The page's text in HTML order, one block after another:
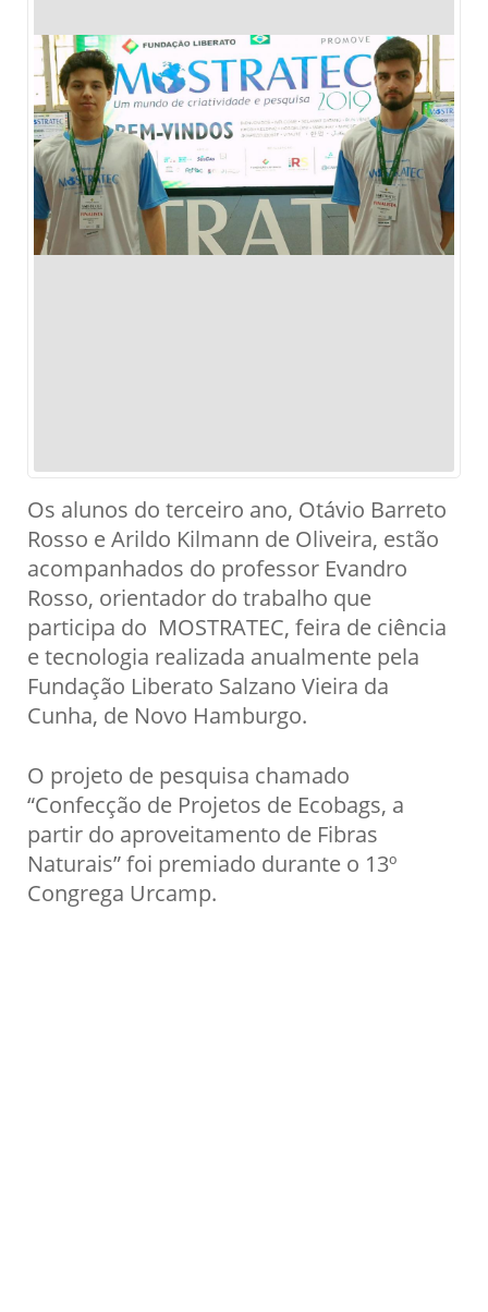
Os alunos do terceiro ano, Otávio Barreto
Rosso e Arildo Kilmann de Oliveira, estão
acompanhados do professor Evandro
Rosso, orientador do trabalho que
participa do MOSTRATEC, feira de ciência
e tecnologia realizada anualmente pela
Fundação Liberato Salzano Vieira da
Cunha, de Novo Hamburgo.
O projeto de pesquisa chamado
“Confecção de Projetos de Ecobags, a
partir do aproveitamento de Fibras
Naturais” foi premiado durante o 13º
Congrega Urcamp.